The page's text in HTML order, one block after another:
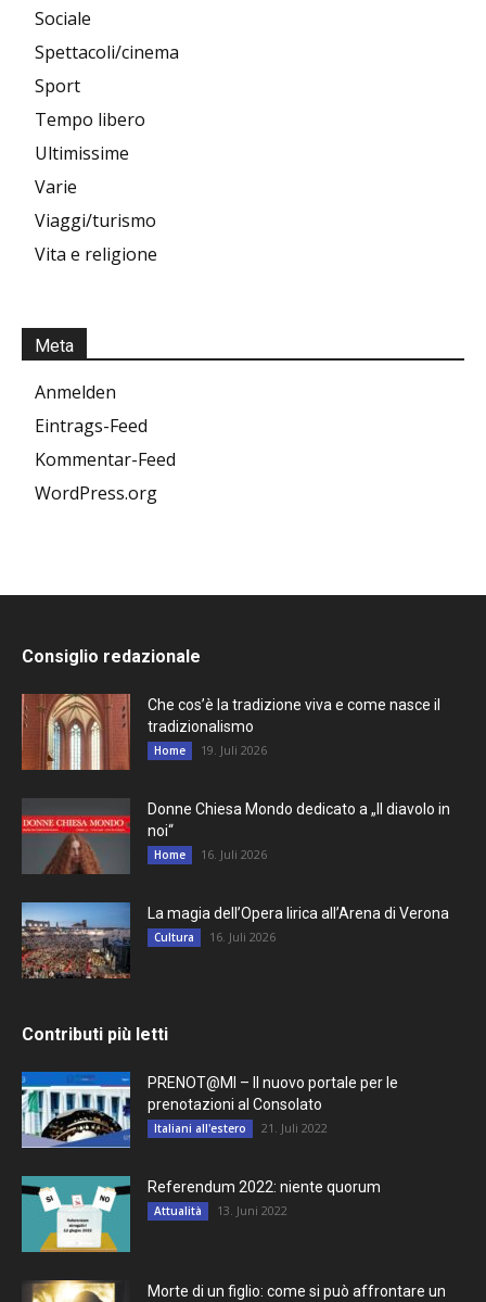
Sociale
Spettacoli/cinema
Sport
Tempo libero
Ultimissime
Varie
Viaggi/turismo
Vita e religione
Meta
Anmelden
Eintrags-Feed
Kommentar-Feed
WordPress.org
Consiglio redazionale
Che cos’è la tradizione viva e come nasce il
tradizionalismo
Home 19. Juli 2026
Donne Chiesa Mondo dedicato a „Il diavolo in
noi“
Home 16. Juli 2026
La magia dell’Opera lirica all’Arena di Verona
Cultura 16. Juli 2026
Contributi più letti
PRENOT@MI – Il nuovo portale per le
prenotazioni al Consolato
Italiani all'estero 21. Juli 2022
Referendum 2022: niente quorum
Attualità 13. Juni 2022
Morte di un figlio: come si può affrontare un